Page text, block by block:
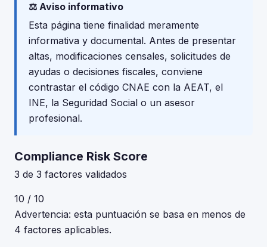
⚖️ Aviso informativo
Esta página tiene finalidad meramente
informativa y documental. Antes de presentar
altas, modificaciones censales, solicitudes de
ayudas o decisiones fiscales, conviene
contrastar el código CNAE con la AEAT, el
INE, la Seguridad Social o un asesor
profesional.
Compliance Risk Score
3 de 3 factores validados
10 / 10
Advertencia: esta puntuación se basa en menos de
4 factores aplicables.